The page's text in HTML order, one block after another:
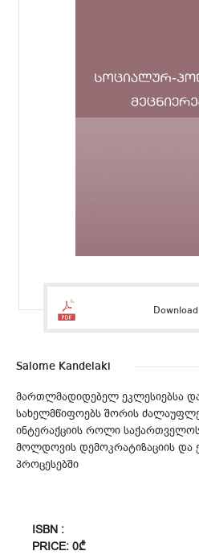
Salome Kandelaki
მართლმადიდებელ ეკლესიებსა
სახელმწიფოებს შორის
ინტერაქციის როლი
მოლდოვის დემოკრატიზაციის და
პროცესებში
ISBN :
PRICE: 0₾